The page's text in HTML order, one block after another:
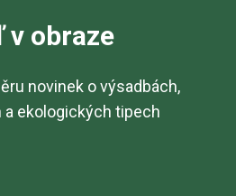
v obraze
novinek o výsadbách,
a ekologických tipech